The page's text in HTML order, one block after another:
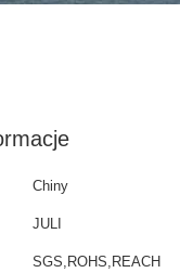
Chiny
JULI
SGS,ROHS,REACH